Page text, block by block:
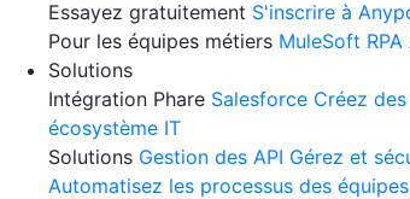
Essayez gratuitement S'inscrire à
Pour les équipes métiers MuleSoft RPA
Solutions
Intégration Phare Salesforce Créez
écosystème IT
Solutions Gestion des API Gérez et
Automatisez les processus des